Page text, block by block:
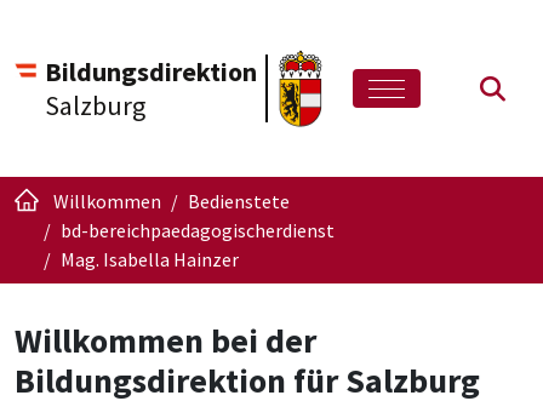
Bildungsdirektion
Salzburg
Willkommen
Bedienstete
bd-bereichpaedagogischerdienst
Mag. Isabella Hainzer
Willkommen bei der
Bildungsdirektion für Salzburg